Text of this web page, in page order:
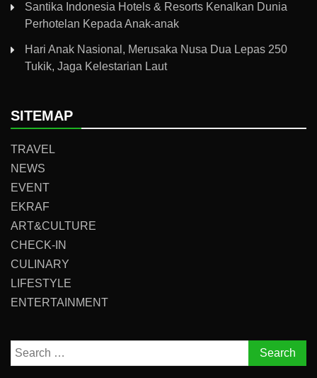
Santika Indonesia Hotels & Resorts Kenalkan Dunia
Perhotelan Kepada Anak-anak
Hari Anak Nasional, Merusaka Nusa Dua Lepas 250
Tukik, Jaga Kelestarian Laut
SITEMAP
TRAVEL
NEWS
EVENT
EKRAF
ART&CULTURE
CHECK-IN
CULINARY
LIFESTYLE
ENTERTAINMENT
Search
for: